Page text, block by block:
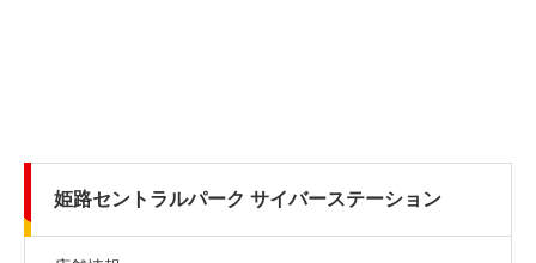
姫路セントラルパーク サイバーステーション